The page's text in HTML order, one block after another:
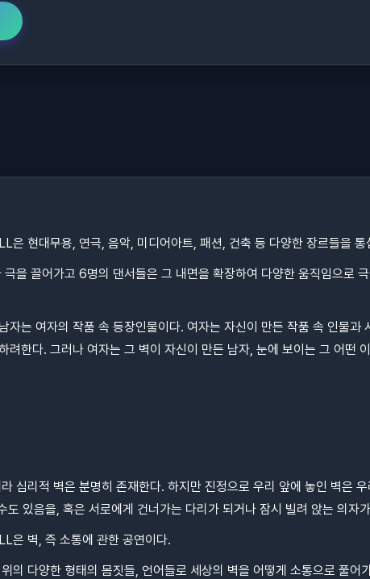
현대무용, 연극, 음악, 미디어아트, 패션, 건축 등 다양한 장르들을 통
극을 끌어가고 6명의 댄서들은 그 내면을 확장하여 다양한 움직임으로
자는 여자의 작품 속 등장인물이다. 여자는 자신이 만든 작품 속 인물
려한다. 그러나 여자는 그 벽이 자신이 만든 남자, 눈에 보이는 그 어떤
심리적 벽은 분명히 존재한다. 하지만 진정으로 우리 앞에 놓인 벽은
도 있음을, 혹은 서로에게 건너가는 다리가 되거나 잠시 빌려 앉는 의자
은 벽, 즉 소통에 관한 공연이다.
의 다양한 형태의 몸짓들, 언어들로 세상의 벽을 어떻게 소통으로 풀